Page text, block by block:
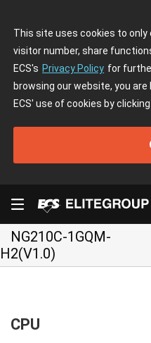
This site uses cookies to
visitor number, share
ECS's Privacy Policy for
browsing our website, you
ECS' use of cookies by clicking
NG210C-1GQM-
H2(V1.0)
CPU